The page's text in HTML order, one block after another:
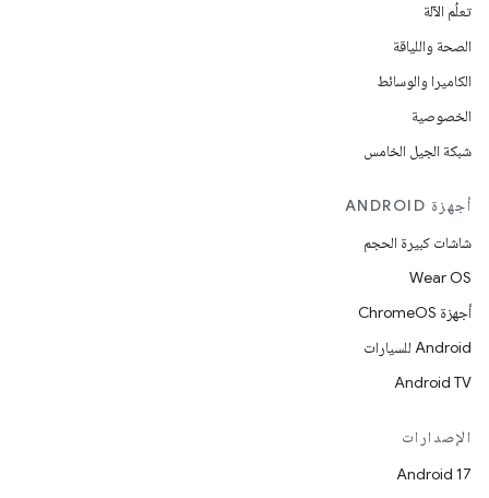
تعلُم الآلة
الصحة واللياقة
الكاميرا والوسائط
الخصوصية
شبكة الجيل الخامس
أجهزة ANDROID
شاشات كبيرة الحجم
Wear OS
أجهزة ChromeOS
Android للسيارات
Android TV
الإصدارات
Android 17